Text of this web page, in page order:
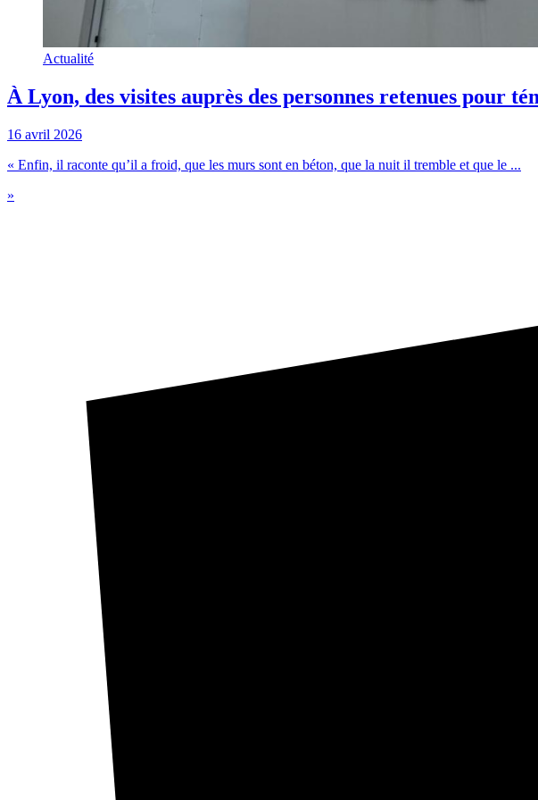
Actualité
À Lyon, des visites auprès des personnes retenues pour
16 avril 2026
« Enfin, il raconte qu’il a froid, que les murs sont en béton, que la nuit il tremble et que le ...
»